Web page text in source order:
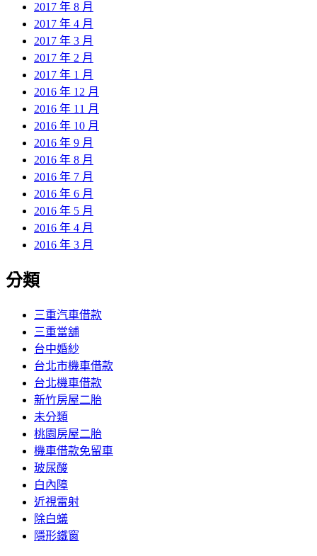
2017 年 8 月
2017 年 4 月
2017 年 3 月
2017 年 2 月
2017 年 1 月
2016 年 12 月
2016 年 11 月
2016 年 10 月
2016 年 9 月
2016 年 8 月
2016 年 7 月
2016 年 6 月
2016 年 5 月
2016 年 4 月
2016 年 3 月
分類
三重汽車借款
三重當舖
台中婚紗
台北市機車借款
台北機車借款
新竹房屋二胎
未分類
桃園房屋二胎
機車借款免留車
玻尿酸
白內障
近視雷射
除白蟻
隱形鐵窗